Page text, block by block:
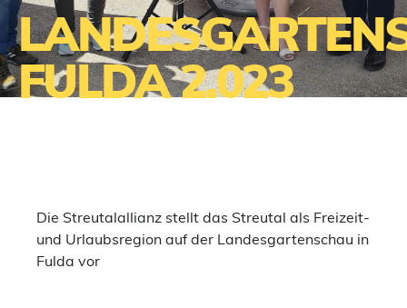
FULDA 2.023
Die Streutalallianz stellt das Streutal als Freizeit-
und Urlaubsregion auf der Landesgartenschau in
Fulda vor